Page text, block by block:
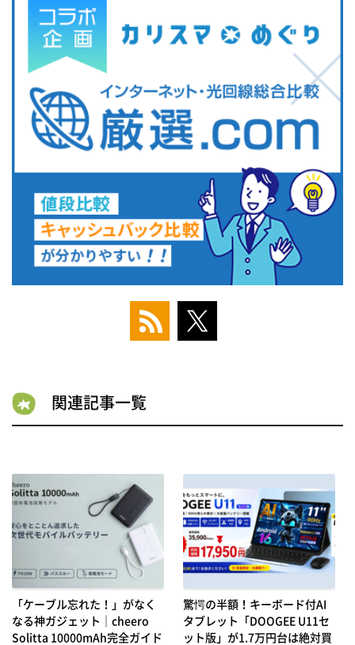
関連記事一覧
「ケーブル忘れた！」がなく
なる神ガジェット｜cheero
Solitta 10000mAh完全ガイド
驚愕の半額！キーボード付AI
タブレット「DOOGEE U11セ
ット版」が1.7万円台は絶対買